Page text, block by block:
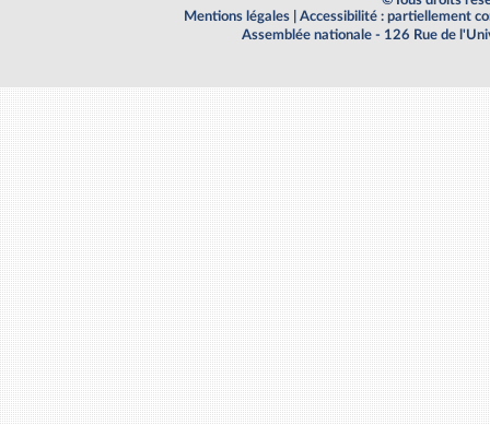
Mentions légales
Accessibilité : partiellement
Assemblée nationale - 126 Rue de